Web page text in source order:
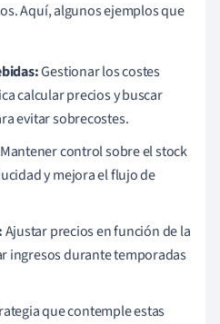
Aquí, algunos ejemplos que
Gestionar los costes
calcular precios y buscar
evitar sobrecostes.
Mantener control sobre el stock
y mejora el flujo de
Ajustar precios en función de la
ingresos durante temporadas
que contemple estas